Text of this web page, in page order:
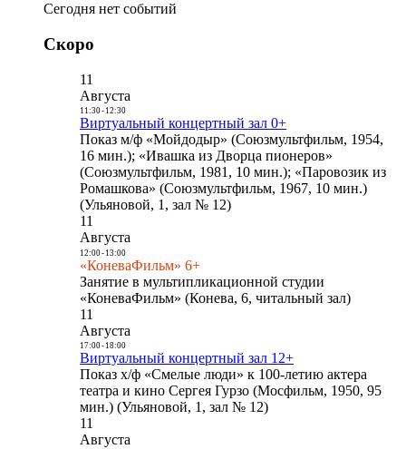
Сегодня нет событий
Скоро
11
Августа
11:30- 12:30
Виртуальный концертный зал 0+
Показ м/ф «Мойдодыр» (Союзмультфильм, 1954,
16 мин.); «Ивашка из Дворца пионеров»
(Союзмультфильм, 1981, 10 мин.); «Паровозик из
Ромашкова» (Союзмультфильм, 1967, 10 мин.)
(Ульяновой, 1, зал № 12)
11
Августа
12:00- 13:00
«КоневаФильм» 6+
Занятие в мультипликационной студии
«КоневаФильм» (Конева, 6, читальный зал)
11
Августа
17:00- 18:00
Виртуальный концертный зал 12+
Показ х/ф «Смелые люди» к 100-летию актера
театра и кино Сергея Гурзо (Мосфильм, 1950, 95
мин.) (Ульяновой, 1, зал № 12)
11
Августа